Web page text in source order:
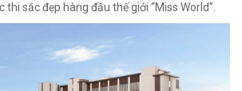
sắc đẹp hàng đầu thế giới “Miss World”.